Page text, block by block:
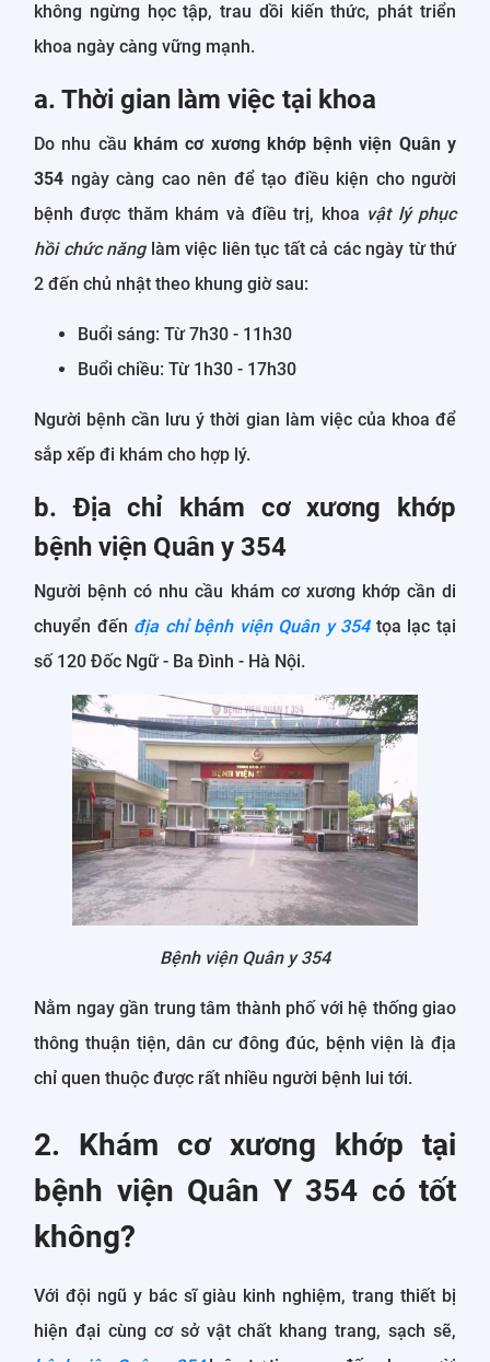
không ngừng học tập, trau dồi kiến thức, phát triển
khoa ngày càng vững mạnh.
a. Thời gian làm việc tại khoa
Do nhu cầu khám cơ xương khớp bệnh viện Quân y
354 ngày càng cao nên để tạo điều kiện cho người
bệnh được thăm khám và điều trị, khoa vật lý phục
hồi chức năng làm việc liên tục tất cả các ngày từ thứ
2 đến chủ nhật theo khung giờ sau:
Buổi sáng: Từ 7h30 - 11h30
Buổi chiều: Từ 1h30 - 17h30
Người bệnh cần lưu ý thời gian làm việc của khoa để
sắp xếp đi khám cho hợp lý.
b. Địa chỉ khám cơ xương khớp
bệnh viện Quân y 354
Người bệnh có nhu cầu khám cơ xương khớp cần di
chuyển đến địa chỉ bệnh viện Quân y 354tọa lạc tại
số 120 Đốc Ngữ - Ba Đình - Hà Nội.
Bệnh viện Quân y 354
Nằm ngay gần trung tâm thành phố với hệ thống giao
thông thuận tiện, dân cư đông đúc, bệnh viện là địa
chỉ quen thuộc được rất nhiều người bệnh lui tới.
2. Khám cơ xương khớp tại
bệnh viện Quân Y 354 có tốt
không?
Với đội ngũ y bác sĩ giàu kinh nghiệm, trang thiết bị
hiện đại cùng cơ sở vật chất khang trang, sạch sẽ,